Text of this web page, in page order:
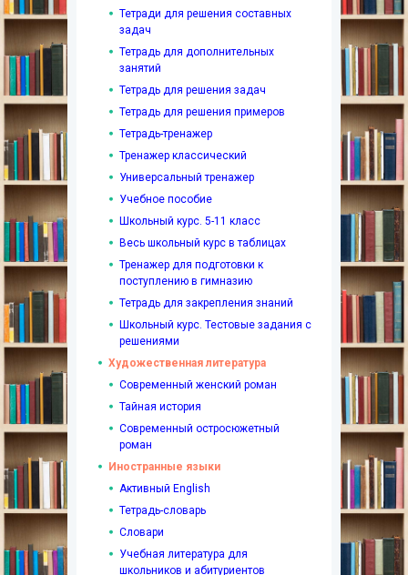
Тетради для решения составных
задач
Тетрадь для дополнительных
занятий
Тетрадь для решения задач
Тетрадь для решения примеров
Тетрадь-тренажер
Тренажер классический
Универсальный тренажер
Учебное пособие
Школьный курс. 5-11 класс
Весь школьный курс в таблицах
Тренажер для подготовки к
поступлению в гимназию
Тетрадь для закрепления знаний
Школьный курс. Тестовые задания с
решениями
Художественная литература
Современный женский роман
Тайная история
Современный остросюжетный
роман
Иностранные языки
Активный English
Тетрадь-словарь
Словари
Учебная литература для
школьников и абитуриентов